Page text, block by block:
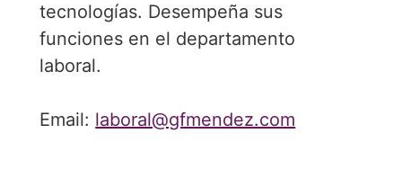
tecnologías. Desempeña sus
funciones en el departamento
laboral.
Email: laboral@gfmendez.com